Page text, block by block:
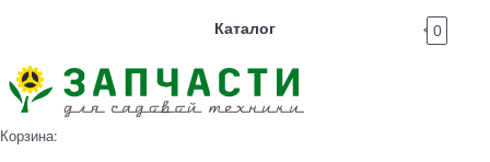
Каталог 0
Корзина: